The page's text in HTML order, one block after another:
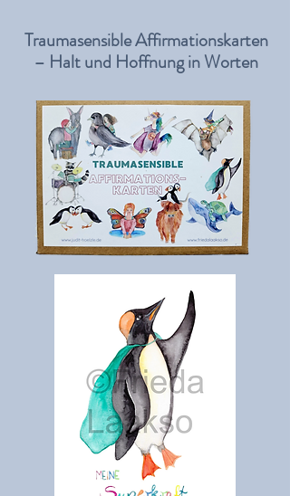
Traumasensible Affirmationskarten
– Halt und Hoffnung in Worten